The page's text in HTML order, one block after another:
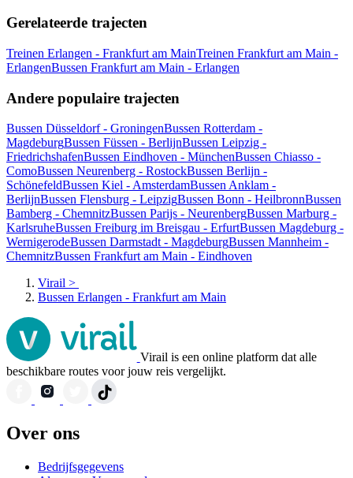
Gerelateerde trajecten
Treinen Erlangen - Frankfurt am MainTreinen Frankfurt am Main -
ErlangenBussen Frankfurt am Main - Erlangen
Andere populaire trajecten
Bussen Düsseldorf - GroningenBussen Rotterdam -
MagdeburgBussen Füssen - BerlijnBussen Leipzig -
FriedrichshafenBussen Eindhoven - MünchenBussen Chiasso -
ComoBussen Neurenberg - RostockBussen Berlijn -
SchönefeldBussen Kiel - AmsterdamBussen Anklam -
BerlijnBussen Flensburg - LeipzigBussen Bonn - HeilbronnBussen
Bamberg - ChemnitzBussen Parijs - NeurenbergBussen Marburg -
KarlsruheBussen Freiburg im Breisgau - ErfurtBussen Magdeburg -
WernigerodeBussen Darmstadt - MagdeburgBussen Mannheim -
ChemnitzBussen Frankfurt am Main - Eindhoven
Virail >
Bussen Erlangen - Frankfurt am Main
Virail is een online platform dat alle
beschikbare routes voor jouw reis vergelijkt.
Over ons
Bedrijfsgegevens